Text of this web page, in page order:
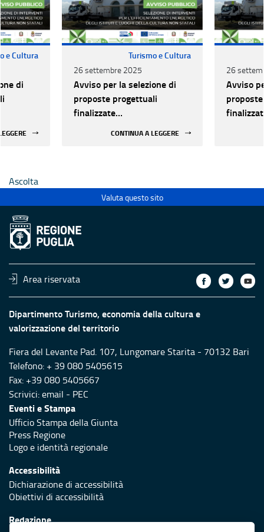
e Cultura
di
Turismo e Cultura
26 settembre 2025
Avviso per la selezione di
proposte progettuali
finalizzate
CONTINUA A LEGGERE
26
Avviso
Ascolta
Valuta questo sito
Area riservata
Dipartimento Turismo, economia della cultura e
valorizzazione del territorio
Fiera del Levante Pad. 107, Lungomare Starita - 70132 Bari
Telefono: + 39 080 5405615
Fax: +39 080 5405667
Scrivici:email - PEC
Eventi e Stampa
Ufficio Stampa della Giunta
Press Regione
Logo e identità regionale
Accessibilità
Dichiarazione di accessibilità
Obiettivi di accessibilità
Redazione